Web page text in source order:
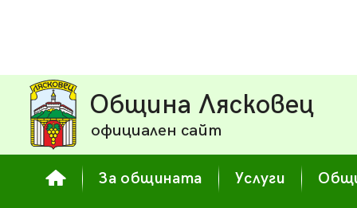
Община Лясковец
официален сайт
За общината Услуги